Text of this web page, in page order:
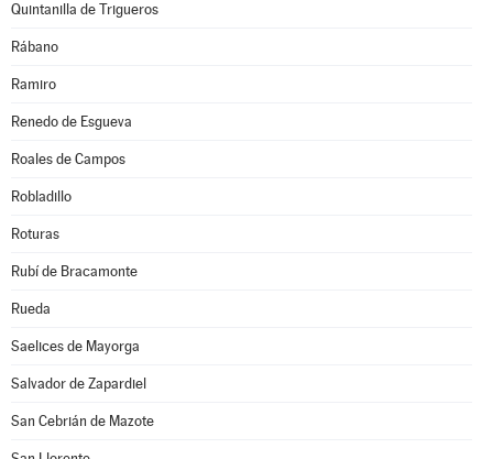
Quintanilla de Trigueros
Rábano
Ramiro
Renedo de Esgueva
Roales de Campos
Robladillo
Roturas
Rubí de Bracamonte
Rueda
Saelices de Mayorga
Salvador de Zapardiel
San Cebrián de Mazote